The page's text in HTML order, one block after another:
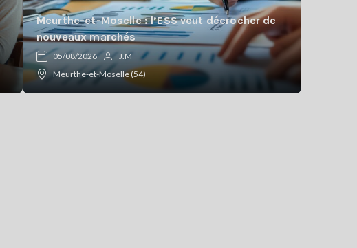
Meurthe-et-Moselle : l’ESS veut décrocher de
nouveaux marchés
05/08/2026
J.M
Meurthe-et-Moselle (54)